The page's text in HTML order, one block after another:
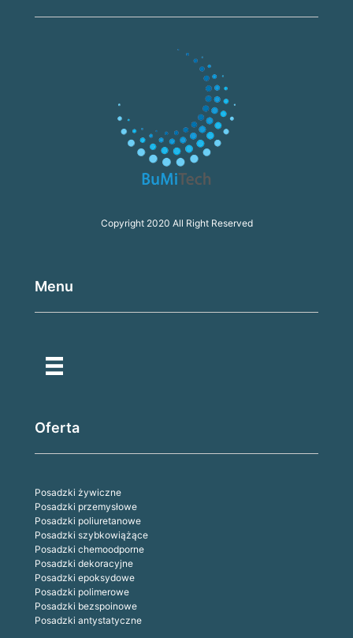
Copyright 2020 All Right Reserved
Menu
Oferta
Posadzki żywiczne
Posadzki przemysłowe
Posadzki poliuretanowe
Posadzki szybkowiążące
Posadzki chemoodporne
Posadzki dekoracyjne
Posadzki epoksydowe
Posadzki polimerowe
Posadzki bezspoinowe
Posadzki antystatyczne